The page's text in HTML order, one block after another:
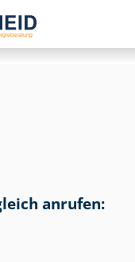
anrufen: